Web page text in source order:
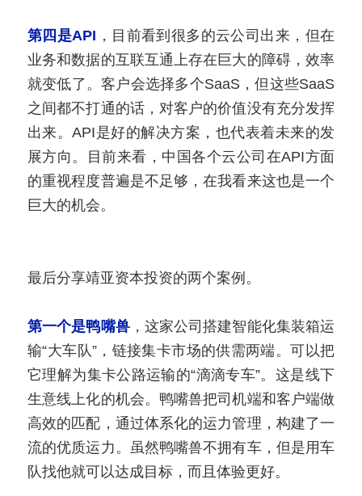
第四是API ，目前看到很多的云公司出来，但在
业务和数据的互联互通上存在巨大的障碍，效率
就变低了。客户会选择多个SaaS，但这些SaaS
之间都不打通的话，对客户的价值没有充分发挥
出来。API是好的解决方案，也代表着未来的发
展方向。目前来看，中国各个云公司在API方面
的重视程度普遍是不足够，在我看来这也是一个
巨大的机会。
最后分享靖亚资本投资的两个案例。
第一个是鸭嘴兽，这家公司搭建智能化集装箱运
输“大车队”，链接集卡市场的供需两端。可以把
它理解为集卡公路运输的“滴滴专车”。这是线下
生意线上化的机会。鸭嘴兽把司机端和客户端做
高效的匹配，通过体系化的运力管理，构建了一
流的优质运力。虽然鸭嘴兽不拥有车，但是用车
队找他就可以达成目标，而且体验更好。